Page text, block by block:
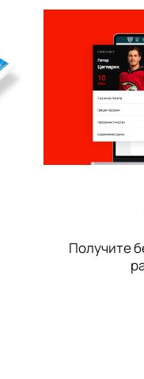
Получите